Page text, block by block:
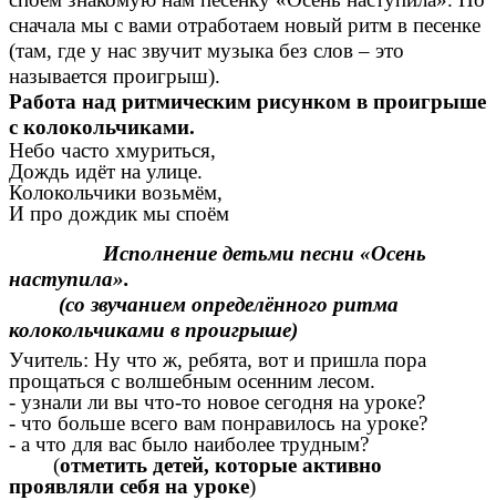
сначала мы с вами отработаем новый ритм в песенке
(там, где у нас звучит музыка без слов – это
называется проигрыш).
Работа над ритмическим рисунком в проигрыше
с колокольчиками.
Небо часто хмуриться,
Дождь идёт на улице.
Колокольчики возьмём,
И про дождик мы споём
Исполнение детьми песни «Осень
наступила».
(со звучанием определённого ритма
колокольчиками в проигрыше)
Учитель: Ну что ж, ребята, вот и пришла пора
прощаться с волшебным осенним лесом.
- узнали ли вы что-то новое сегодня на уроке?
- что больше всего вам понравилось на уроке?
- а что для вас было наиболее трудным?
(отметить детей, которые активно
проявляли себя на уроке)